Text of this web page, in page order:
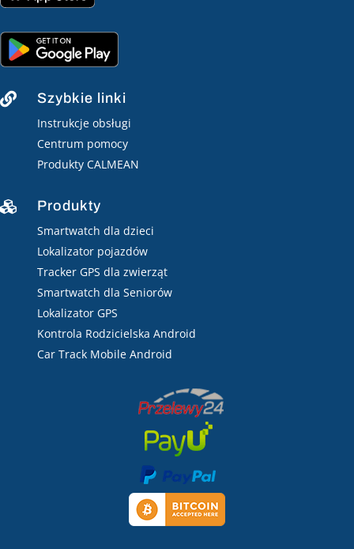
 Szybkie linki
Instrukcje obsługi
Centrum pomocy
Produkty CALMEAN
 Produkty
Smartwatch dla dzieci
Lokalizator pojazdów
Tracker GPS dla zwierząt
Smartwatch dla Seniorów
Lokalizator GPS
Kontrola Rodzicielska Android
Car Track Mobile Android